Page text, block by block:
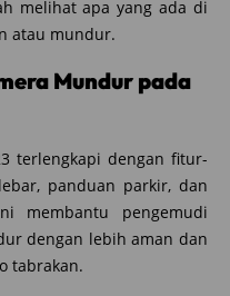
melihat apa yang ada di
atau mundur.
Mundur pada
terlengkapi dengan fitur-
panduan parkir, dan
membantu pengemudi
dengan lebih aman dan
tabrakan.